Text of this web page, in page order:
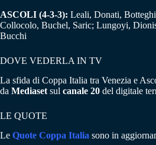
ASCOLI (4-3-3): Leali, Donati,
Collocolo, Buchel, Saric; Lungoyi,
Bucchi
DOVE VEDERLA IN TV
La sfida di Coppa Italia tra Venezia e
da Mediaset sul canale 20 del digitale
LE QUOTE
Le Quote Coppa Italia sono in